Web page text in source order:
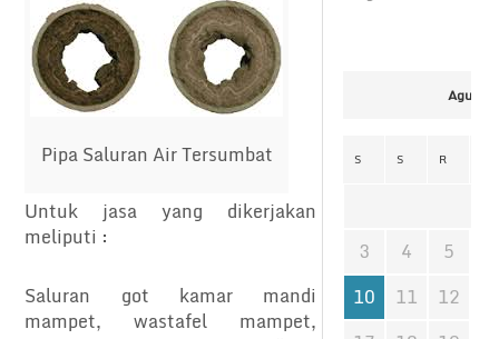
Pipa Saluran Air Tersumbat
Untuk jasa yang dikerjakan
meliputi :
Saluran got kamar mandi
mampet, wastafel mampet,
S S R
3 4 5
10
11 12